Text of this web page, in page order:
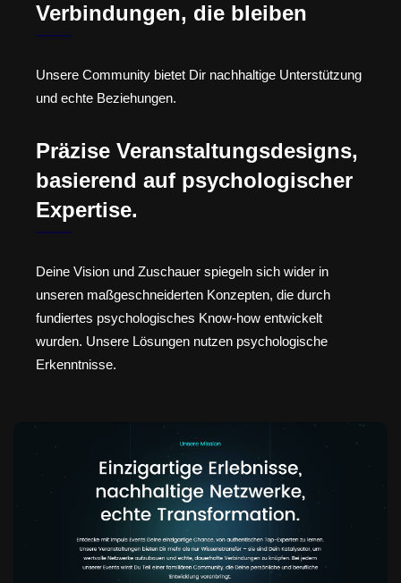
Verbindungen, die bleiben
Unsere Community bietet Dir nachhaltige Unterstützung
und echte Beziehungen.
Präzise Veranstaltungsdesigns,
basierend auf psychologischer
Expertise.
Deine Vision und Zuschauer spiegeln sich wider in
unseren maßgeschneiderten Konzepten, die durch
fundiertes psychologisches Know-how entwickelt
wurden. Unsere Lösungen nutzen psychologische
Erkenntnisse.